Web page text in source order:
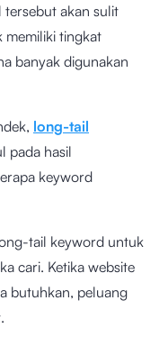
tersebut akan sulit
memiliki tingkat
banyak digunakan
long-tail
pada hasil
keyword
tail keyword untuk
cari. Ketika website
butuhkan, peluang